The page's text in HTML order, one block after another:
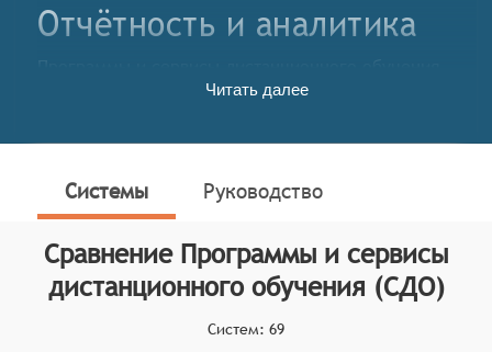
Отчётность и аналитика
(СДО, англ. Distance Learning Software and Services,
предназначенные для организации и проведения
в себе различные инструменты и ресурсы,
направленные на поддержку обучения,
преподавания и управления образовательным
процессом в условиях удалённого взаимодействия.
определяет конкретные функциональные критерии
Читать далее
Системы Руководство
Сравнение Программы и сервисы
дистанционного обучения (СДО)
Систем: 69